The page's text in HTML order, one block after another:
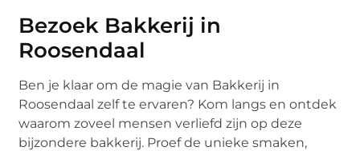
Bezoek Bakkerij in
Roosendaal
Ben je klaar om de magie van Bakkerij in
Roosendaal zelf te ervaren? Kom langs en ontdek
waarom zoveel mensen verliefd zijn op deze
bijzondere bakkerij. Proef de unieke smaken,